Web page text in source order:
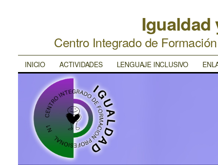
Igualdad
Centro Integrado de
INICIO ACTIVIDADES LENGUAJE INCLUSIVO